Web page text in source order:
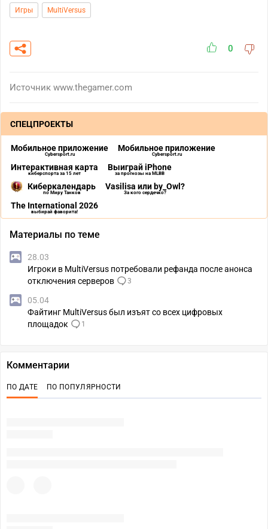
Игры MultiVersus
0
Источник www.thegamer.com
СПЕЦПРОЕКТЫ
Мобильное приложение
Cybersport.ru
Мобильное приложение
Cybersport.ru
Интерактивная карта
киберспорта за 15 лет
Выиграй iPhone
за прогнозы на MLBB
Киберкалендарь
по Миру Танков
Vasilisa или by_Owl?
За кого сердечко?
The International 2026
выбирай фаворита!
Материалы по теме
28.03
Игроки в MultiVersus потребовали рефанда после анонса
отключения серверов
3
05.04
Файтинг MultiVersus был изъят со всех цифровых
площадок
1
Комментарии
ПО ДАТЕ ПО ПОПУЛЯРНОСТИ